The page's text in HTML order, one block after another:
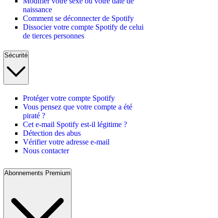
naissance
Comment se déconnecter de Spotify
Dissocier votre compte Spotify de celui
de tierces personnes
Sécurité
Protéger votre compte Spotify
Vous pensez que votre compte a été
piraté ?
Cet e-mail Spotify est-il légitime ?
Détection des abus
Vérifier votre adresse e-mail
Nous contacter
Abonnements Premium